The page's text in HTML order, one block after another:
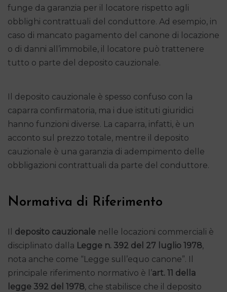
funge da garanzia per il locatore rispetto agli
obblighi contrattuali del conduttore. Ad esempio, in
caso di mancato pagamento del canone di locazione
o di danni all’immobile, il locatore può trattenere
tutto o parte del deposito cauzionale.
Il deposito cauzionale è spesso confuso con la
caparra confirmatoria, ma i due istituti giuridici
hanno funzioni diverse. La caparra, infatti, è un
acconto sul prezzo totale, mentre il deposito
cauzionale è una garanzia di adempimento delle
obbligazioni contrattuali da parte del conduttore.
Normativa di Riferimento
Il deposito cauzionale nelle locazioni commerciali è
disciplinato dalla Legge n. 392 del 27 luglio 1978,
nota anche come “Legge sull’equo canone”. Il
principale riferimento normativo è l’art. 11 della
legge 392 del 1978, che stabilisce che il deposito